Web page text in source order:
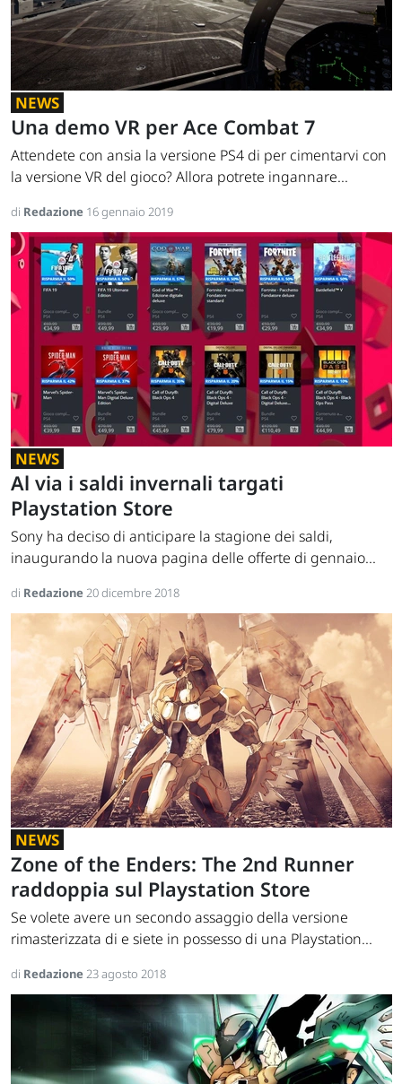
NEWS
Una demo VR per Ace Combat 7
Attendete con ansia la versione PS4 di per cimentarvi con
la versione VR del gioco? Allora potrete ingannare...
di Redazione 16 gennaio 2019
NEWS
Al via i saldi invernali targati
Playstation Store
Sony ha deciso di anticipare la stagione dei saldi,
inaugurando la nuova pagina delle offerte di gennaio...
di Redazione20 dicembre 2018
NEWS
Zone of the Enders: The 2nd Runner
raddoppia sul Playstation Store
Se volete avere un secondo assaggio della versione
rimasterizzata di e siete in possesso di una Playstation...
di Redazione23 agosto 2018